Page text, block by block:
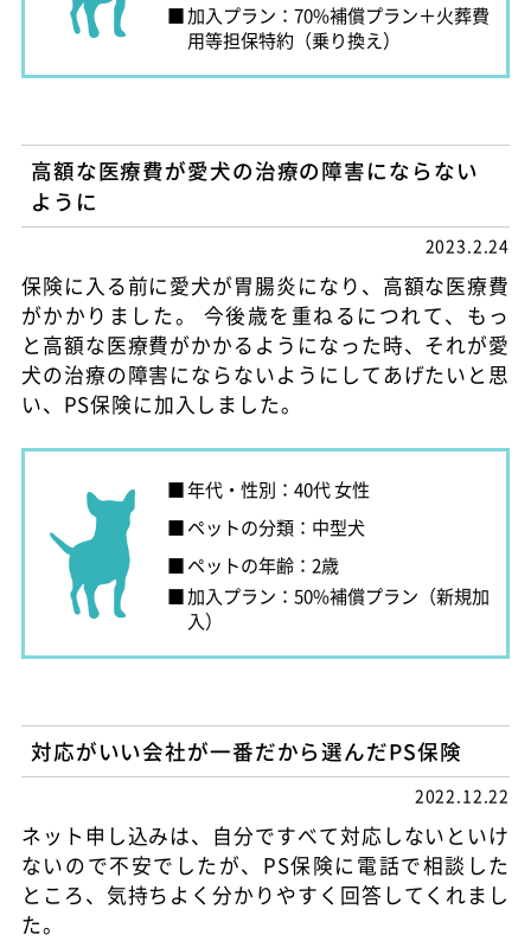
加入プラン：70%補償プラン＋火葬費
用等担保特約（乗り換え）
高額な医療費が愛犬の治療の障害にならない
ように
2023.2.24
保険に入る前に愛犬が胃腸炎になり、高額な医療費
がかかりました。 今後歳を重ねるにつれて、もっ
と高額な医療費がかかるようになった時、それが愛
犬の治療の障害にならないようにしてあげたいと思
い、PS保険に加入しました。
年代・性別：40代 女性
ペットの分類：中型犬
ペットの年齢：2歳
加入プラン：50%補償プラン（新規加
入）
対応がいい会社が一番だから選んだPS保険
2022.12.22
ネット申し込みは、自分ですべて対応しないといけ
ないので不安でしたが、PS保険に電話で相談した
ところ、気持ちよく分かりやすく回答してくれまし
た。